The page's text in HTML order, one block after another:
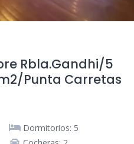
Rbla.Gandhi/5
Punta Carretas
Dormitorios: 5